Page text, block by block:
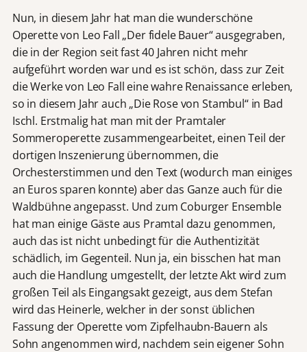
Nun, in diesem Jahr hat man die wunderschöne
Operette von Leo Fall „Der fidele Bauer“ ausgegraben,
die in der Region seit fast 40 Jahren nicht mehr
aufgeführt worden war und es ist schön, dass zur Zeit
die Werke von Leo Fall eine wahre Renaissance erleben,
so in diesem Jahr auch „Die Rose von Stambul“ in Bad
Ischl. Erstmalig hat man mit der Pramtaler
Sommeroperette zusammengearbeitet, einen Teil der
dortigen Inszenierung übernommen, die
Orchesterstimmen und den Text (wodurch man einiges
an Euros sparen konnte) aber das Ganze auch für die
Waldbühne angepasst. Und zum Coburger Ensemble
hat man einige Gäste aus Pramtal dazu genommen,
auch das ist nicht unbedingt für die Authentizität
schädlich, im Gegenteil. Nun ja, ein bisschen hat man
auch die Handlung umgestellt, der letzte Akt wird zum
großen Teil als Eingangsakt gezeigt, aus dem Stefan
wird das Heinerle, welcher in der sonst üblichen
Fassung der Operette vom Zipfelhaubn-Bauern als
Sohn angenommen wird, nachdem sein eigener Sohn